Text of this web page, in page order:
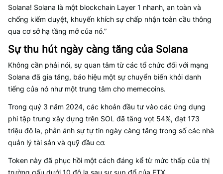
Solana! Solana là một blockchain Layer 1 nhanh, an toàn và
chống kiểm duyệt, khuyến khích sự chấp nhận toàn cầu thông
qua cơ sở hạ tầng mở của nó.”
Sự thu hút ngày càng tăng của Solana
Không cần phải nói, sự quan tâm từ các tổ chức đối với mạng
Solana đã gia tăng, báo hiệu một sự chuyển biến khỏi danh
tiếng của nó như một trung tâm cho memecoins.
Trong quý 3 năm 2024, các khoản đầu tư vào các ứng dụng
phi tập trung xây dựng trên SOL đã tăng vọt 54%, đạt 173
triệu đô la, phản ánh sự tự tin ngày càng tăng trong số các nhà
quản lý tài sản và quỹ đầu cơ.
Token này đã phục hồi một cách đáng kể từ mức thấp của thị
trường gấu dưới 10 đô la sau sự sụp đổ của FTX.